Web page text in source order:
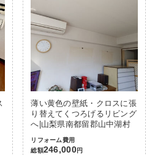
薄い黄色の壁紙・クロスに張
り替えてくつろげるリビング
へ|山梨県南都留郡山中湖村
リフォーム費用
総額246,000円